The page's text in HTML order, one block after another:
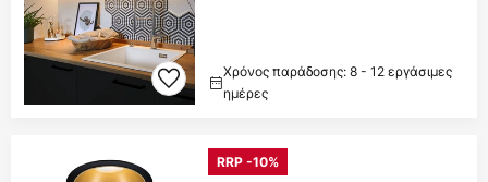
Χρόνος παράδοσης: 8 - 12 εργάσιμες
ημέρες
RRP -10%